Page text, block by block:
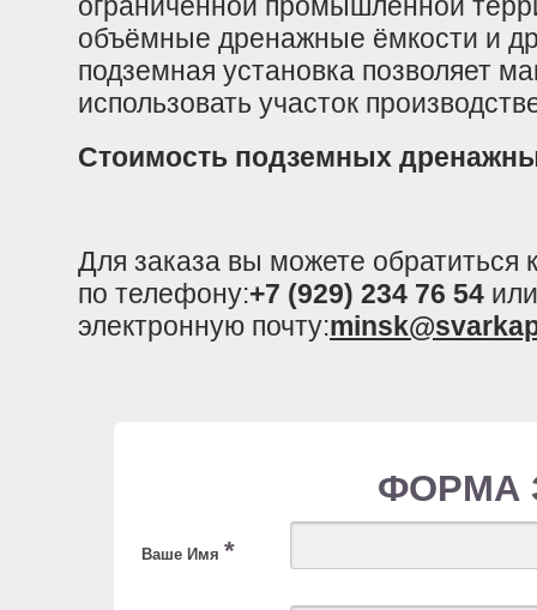
объёмные дренажные ёмкости и
подземная установка позволяет
использовать участок
Стоимость подземных
Для заказа вы можете
по телефону:+7 (929) 234 76 54
электронную почту:
ФОРМА
Ваше Имя *